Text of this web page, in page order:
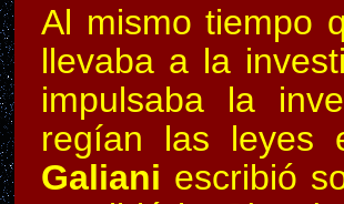
Al mismo tiempo
llevaba a la
impulsaba la
regían las leyes
Galiani escribió